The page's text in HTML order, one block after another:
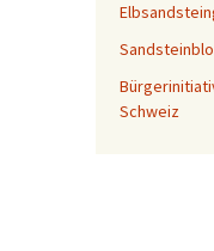
Schweiz